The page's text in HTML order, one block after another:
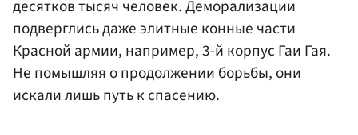
десятков тысяч человек. Деморализации
подверглись даже элитные конные части
Красной армии, например, 3-й корпус Гаи Гая.
Не помышляя о продолжении борьбы, они
искали лишь путь к спасению.